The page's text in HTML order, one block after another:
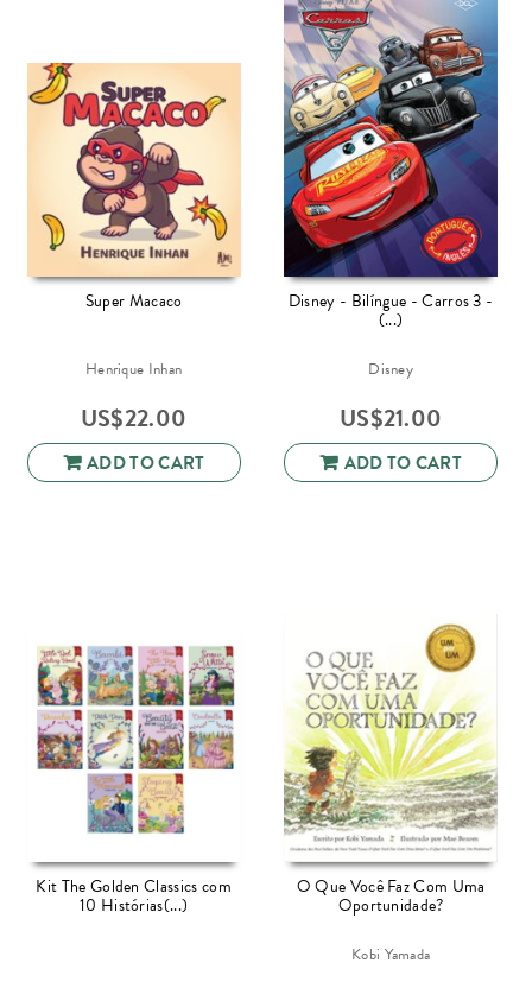
Super Macaco
Henrique Inhan
US$22.00
ADD TO CART
Disney - Bilíngue - Carros 3 -
(...)
Disney
US$21.00
ADD TO CART
Kit The Golden Classics com
10 Histórias(...)
O Que Você Faz Com Uma
Oportunidade?
Kobi Yamada